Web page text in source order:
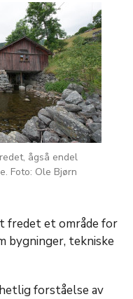
ågså endel
Foto: Ole Bjørn
fredet et område for
bygninger, tekniske
forståelse av